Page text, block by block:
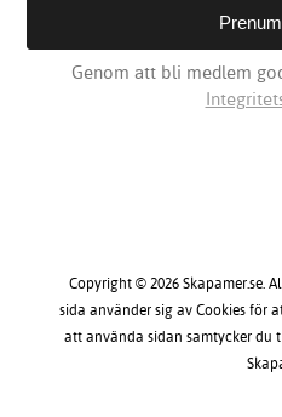
Genom att bli medlem
Copyright © 2026 Skapamer.se.
sida använder sig av Cookies för
att använda sidan samtycker du